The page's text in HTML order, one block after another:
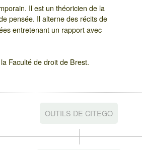
Il est un théoricien de la
pensée. Il alterne des récits de
entretenant un rapport avec
Faculté de droit de Brest.
OUTILS DE CITEGO